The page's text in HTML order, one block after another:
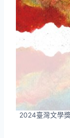
2024臺灣文學